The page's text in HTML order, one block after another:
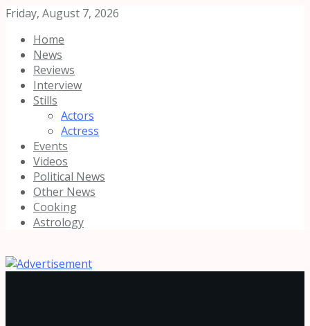
Friday, August 7, 2026
Home
News
Reviews
Interview
Stills
Actors
Actress
Events
Videos
Political News
Other News
Cooking
Astrology